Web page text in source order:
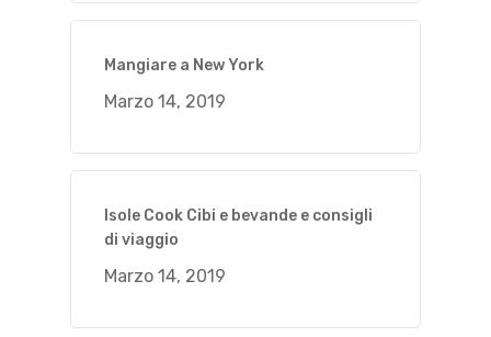
Mangiare a New York
Marzo 14, 2019
Isole Cook Cibi e bevande e consigli
di viaggio
Marzo 14, 2019